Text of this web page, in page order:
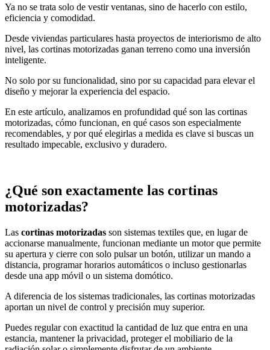
Ya no se trata solo de vestir ventanas, sino de hacerlo con estilo,
eficiencia y comodidad.
Desde viviendas particulares hasta proyectos de interiorismo de alto
nivel, las cortinas motorizadas ganan terreno como una inversión
inteligente.
No solo por su funcionalidad, sino por su capacidad para elevar el
diseño y mejorar la experiencia del espacio.
En este artículo, analizamos en profundidad qué son las cortinas
motorizadas, cómo funcionan, en qué casos son especialmente
recomendables, y por qué elegirlas a medida es clave si buscas un
resultado impecable, exclusivo y duradero.
¿Qué son exactamente las cortinas
motorizadas?
Las cortinas motorizadas son sistemas textiles que, en lugar de
accionarse manualmente, funcionan mediante un motor que permite
su apertura y cierre con solo pulsar un botón, utilizar un mando a
distancia, programar horarios automáticos o incluso gestionarlas
desde una app móvil o un sistema domótico.
A diferencia de los sistemas tradicionales, las cortinas motorizadas
aportan un nivel de control y precisión muy superior.
Puedes regular con exactitud la cantidad de luz que entra en una
estancia, mantener la privacidad, proteger el mobiliario de la